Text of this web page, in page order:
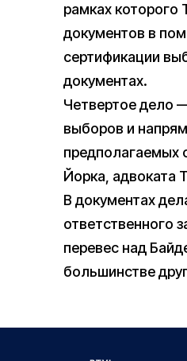
рамках которого
документов в
сертификации
документах.
Четвертое дело
выборов и
предполагаемых
Йорка, адвоката
В документах
ответственного
перевес над
большинстве